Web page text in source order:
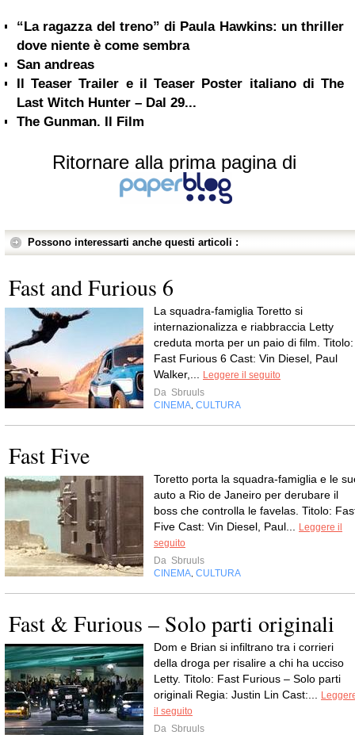
“La ragazza del treno” di Paula Hawkins: un thriller
dove niente è come sembra
San andreas
Il Teaser Trailer e il Teaser Poster italiano di The
Last Witch Hunter – Dal 29...
The Gunman. Il Film
Ritornare alla prima pagina di
Possono interessarti anche questi articoli :
Fast and Furious 6
La squadra-famiglia Toretto si
internazionalizza e riabbraccia Letty
creduta morta per un paio di film. Titolo:
Fast Furious 6 Cast: Vin Diesel, Paul
Walker,...
Leggere il seguito
Da Sbruuls
CINEMA CULTURA
Fast Five
Toretto porta la squadra-famiglia e le
auto a Rio de Janeiro per derubare il
boss che controlla le favelas. Titolo:
Five Cast: Vin Diesel, Paul...
Leggere il
seguito
Da Sbruuls
CINEMA CULTURA
Fast & Furious – Solo parti originali
Dom e Brian si infiltrano tra i corrieri
della droga per risalire a chi ha ucciso
Letty. Titolo: Fast Furious – Solo parti
originali Regia: Justin Lin Cast:...
il seguito
Da Sbruuls